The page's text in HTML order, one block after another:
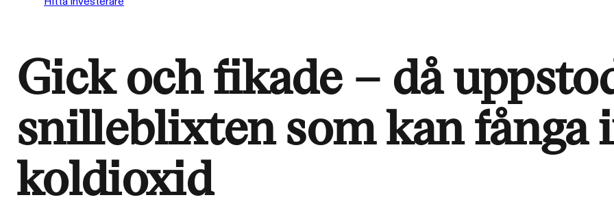
Gick och fikade – då
snilleblixten som kan fånga
koldioxid